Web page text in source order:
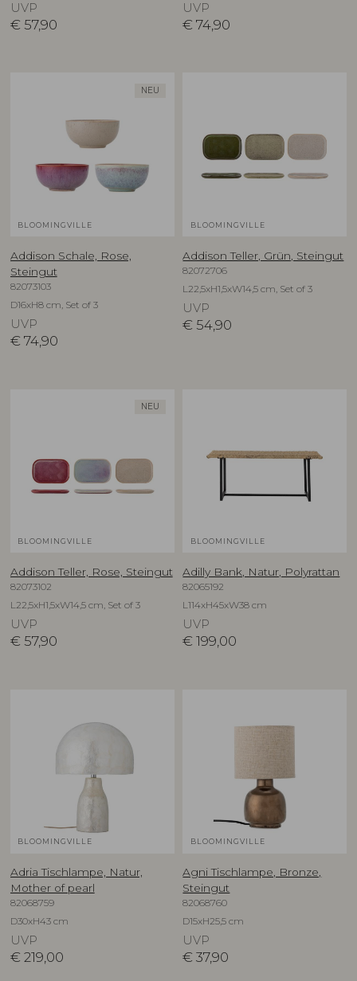
UVP
€ 57,90
UVP
€ 74,90
NEU
BLOOMINGVILLE
Addison Schale, Rose,
Steingut
82073103
D16xH8 cm, Set of 3
UVP
€ 74,90
BLOOMINGVILLE
Addison Teller, Grün, Steingut
82072706
L22,5xH1,5xW14,5 cm, Set of 3
UVP
€ 54,90
NEU
BLOOMINGVILLE
Addison Teller, Rose, Steingut
82073102
L22,5xH1,5xW14,5 cm, Set of 3
UVP
€ 57,90
BLOOMINGVILLE
Adilly Bank, Natur, Polyrattan
82065192
L114xH45xW38 cm
UVP
€ 199,00
BLOOMINGVILLE
Adria Tischlampe, Natur,
Mother of pearl
82068759
D30xH43 cm
UVP
€ 219,00
BLOOMINGVILLE
Agni Tischlampe, Bronze,
Steingut
82068760
D15xH25,5 cm
UVP
€ 37,90